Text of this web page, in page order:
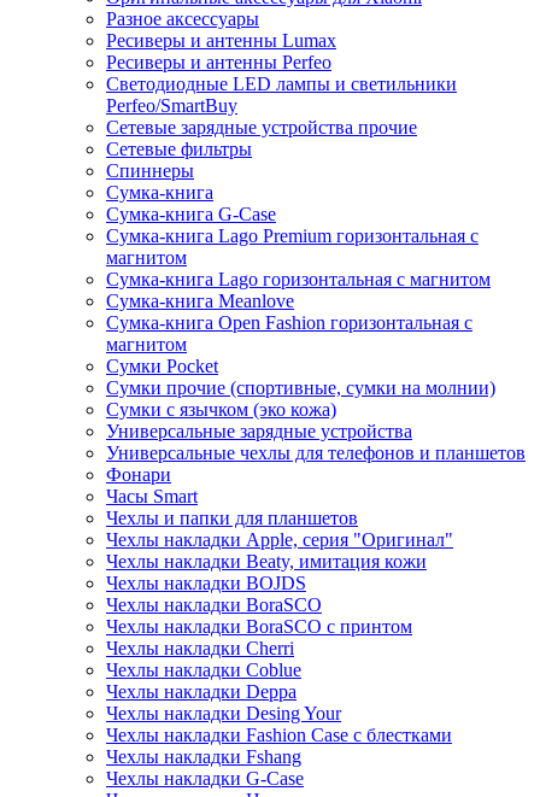
Разное аксессуары
Ресиверы и антенны Lumax
Ресиверы и антенны Perfeo
Светодиодные LED лампы и светильники
Perfeo/SmartBuy
Сетевые зарядные устройства прочие
Сетевые фильтры
Спиннеры
Сумка-книга
Сумка-книга G-Case
Сумка-книга Lago Premium горизонтальная с
магнитом
Сумка-книга Lago горизонтальная с магнитом
Сумка-книга Meanlove
Сумка-книга Open Fashion горизонтальная с
магнитом
Сумки Pocket
Сумки прочие (спортивные, сумки на молнии)
Сумки с язычком (эко кожа)
Универсальные зарядные устройства
Универсальные чехлы для телефонов и планшетов
Фонари
Часы Smart
Чехлы и папки для планшетов
Чехлы накладки Apple, серия "Оригинал"
Чехлы накладки Beaty, имитация кожи
Чехлы накладки BOJDS
Чехлы накладки BoraSCO
Чехлы накладки BoraSCO с принтом
Чехлы накладки Cherri
Чехлы накладки Coblue
Чехлы накладки Deppa
Чехлы накладки Desing Your
Чехлы накладки Fashion Case с блестками
Чехлы накладки Fshang
Чехлы накладки G-Case